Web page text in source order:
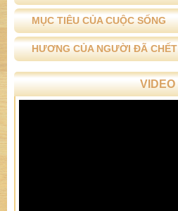
MỤC TIÊU CỦA CUỘC SỐNG
HƯƠNG CỦA NGƯỜI ĐÃ CHẾT
VIDEO